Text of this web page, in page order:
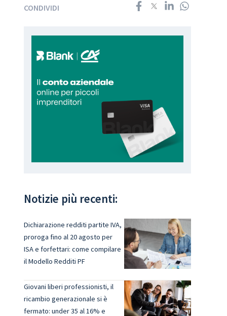
CONDIVIDI
Notizie più recenti:
Dichiarazione redditi partite IVA,
proroga fino al 20 agosto per
ISA e forfettari: come compilare
il Modello Redditi PF
Giovani liberi professionisti, il
ricambio generazionale si è
fermato: under 35 al 16% e